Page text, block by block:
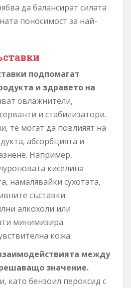
да балансират силата
поносимост за най-
подпомагат
и здравето на
овлажнители,
и стабилизатори.
те могат да повлияят на
абсорбцията и
Например,
киселина
намалявайки сухотата,
съставки.
алкохоли или
минимизира
кожа.
между
значение.
като бензоил пероксид с